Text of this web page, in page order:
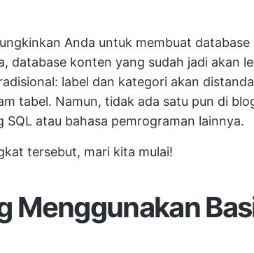
Anda untuk membuat
database konten yang sudah jadi akan
label dan kategori akan
tabel. Namun, tidak ada satu pun di
atau bahasa pemrograman lainnya.
tersebut, mari kita mulai!
Menggunakan